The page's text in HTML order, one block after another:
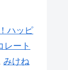
ハッピ
レート
みけね